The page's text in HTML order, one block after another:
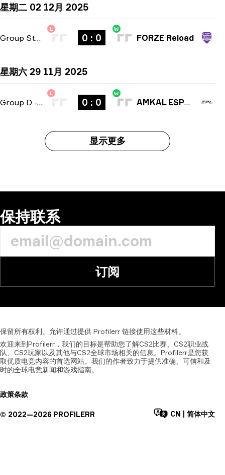
星期二 02 12月 2025
Group Stage
L
0 : 0
W
FORZE Reload
星期六 29 11月 2025
Group D - bo3
L
0 : 0
W
AMKAL ESPORTS
显示更多
保持联系
订阅
保留所有权利。允许通过提供 Profilerr 链接使用这些材料。
欢迎来到Profilerr，我们的目标是帮助您了解CS2比赛、CS2职业战
队、CS2玩家以及其他与CS2全球市场相关的信息。Profilerr是您获
取优质电竞内容的首选网站。我们的作者致力于提供准确、可信和及
时的全球电竞新闻和游戏指南。
政策条款
© 2022—2026 PROFILERR CN 简体中文